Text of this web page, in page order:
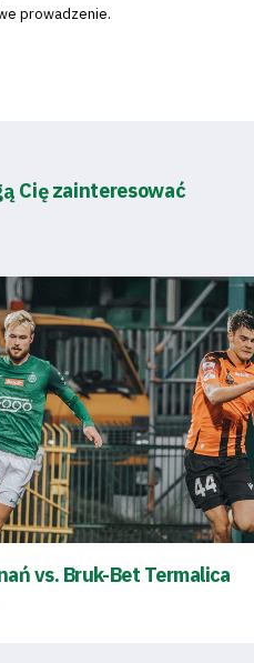
prowadzenie.
Cię zainteresować
vs. Bruk-Bet Termalica